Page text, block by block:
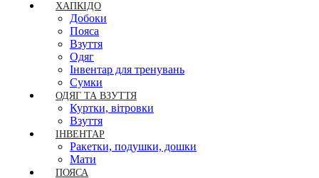
ХАПКІДО
Добоки
Пояса
Взуття
Одяг
Інвентар для тренувань
Сумки
ОДЯГ ТА ВЗУТТЯ
Куртки, вітровки
Взуття
ІНВЕНТАР
Ракетки, подушки, дошки
Мати
ПОЯСА